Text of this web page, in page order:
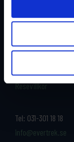
Tel: 031-301 18 18
info@evertrek.se
Restyper
Om oss
Resevillkor